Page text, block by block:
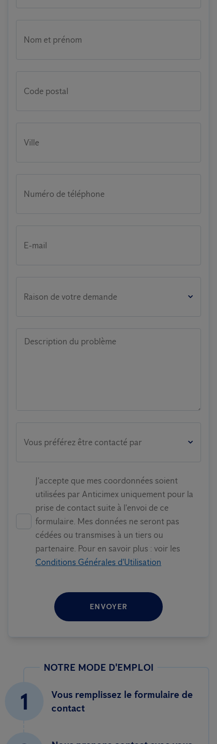
Nom et prénom
Code postal
Ville
Numéro de téléphone
E-mail
Raison de votre demande
Description du problème
Vous préférez être contacté par
J'accepte que mes coordonnées soient
utilisées par Anticimex uniquement pour la
prise de contact suite à l'envoi de ce
formulaire. Mes données ne seront pas
cédées ou transmises à un tiers ou
partenaire. Pour en savoir plus : voir les
Conditions Générales d'Utilisation
ENVOYER
NOTRE MODE D'EMPLOI
1
Vous remplissez le formulaire de
contact